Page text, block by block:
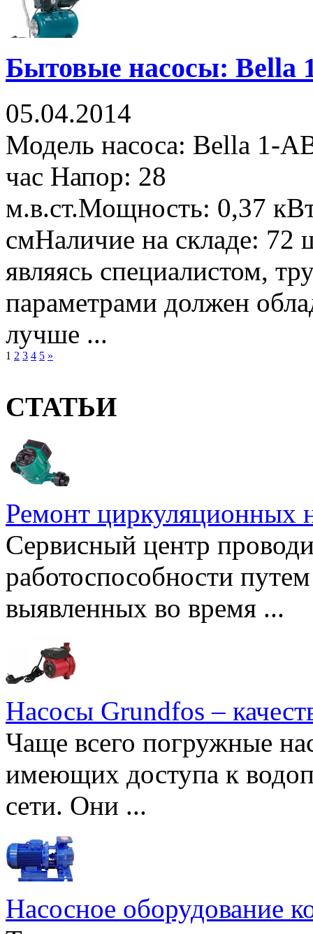
Бытовые насосы: Bella
05.04.2014
Модель насоса: Bella 1-
час Напор: 28
м.в.ст.Мощность: 0,37
смНаличие на складе: 72
являясь специалистом,
параметрами должен
лучше ...
1 2 3 4 5 »
СТАТЬИ
Ремонт циркуляционных
Сервисный центр
работоспособности
выявленных во время ...
Насосы Grundfos –
Чаще всего погружные
имеющих доступа к
сети. Они ...
Насосное оборудование